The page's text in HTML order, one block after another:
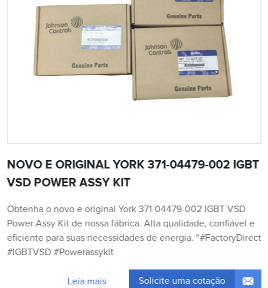
NOVO E ORIGINAL YORK 371-04479-002 IGBT
VSD POWER ASSY KIT
Obtenha o novo e original York 371-04479-002 IGBT VSD
Power Assy Kit de nossa fábrica. Alta qualidade, confiável e
eficiente para suas necessidades de energia. "#FactoryDirect
#IGBTVSD #Powerassykit
Leia mais Solicite uma cotação